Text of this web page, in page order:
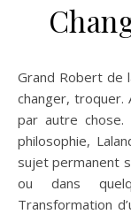
Grand Robert de la langue française : Du latin « cambiar » :
changer, troquer.
par autre chose.
philosophie,
sujet permanent
ou dans
Transformation